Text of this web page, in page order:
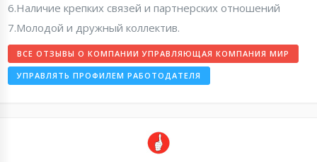
6.Наличие крепких связей и партнерских отношений
7.Молодой и дружный коллектив.
ВСЕ ОТЗЫВЫ О КОМПАНИИ УПРАВЛЯЮЩАЯ КОМПАНИЯ МИР
УПРАВЛЯТЬ ПРОФИЛЕМ РАБОТОДАТЕЛЯ